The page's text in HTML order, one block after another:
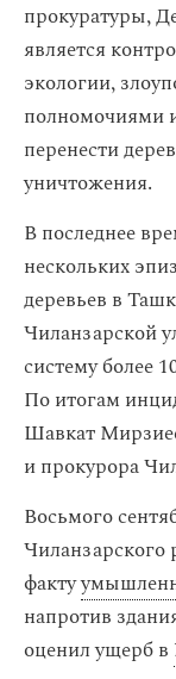
прокуратуры,
является
экологии,
полномочиями
перенести
уничтожения.
В последнее
нескольких
деревьев в
Чиланзарской
систему более
По итогам
Шавкат
и прокурора
Восьмого
Чиланзарского
факту
напротив
оценил ущерб в